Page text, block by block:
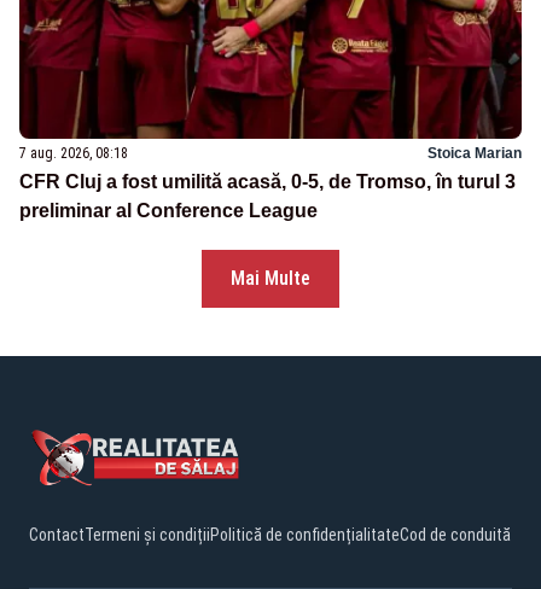
7 aug. 2026, 08:18 Stoica Marian
CFR Cluj a fost umilită acasă, 0-5, de Tromso, în turul 3
preliminar al Conference League
Mai Multe
ContactTermeni și condițiiPolitică de confidențialitateCod de conduită